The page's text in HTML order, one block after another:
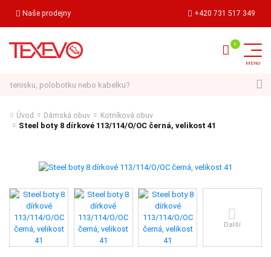
Naše prodejny +420 731 517 349
Úvod Dámská obuv Kotníková obuv
Steel boty 8 dírkové 113/114/O/OC černá, velikost 41
Další